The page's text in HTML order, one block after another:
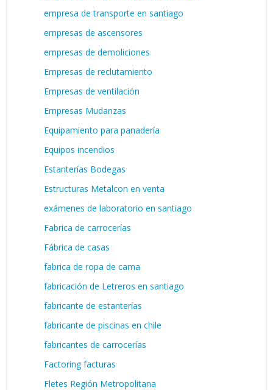
empresa de transporte en santiago
empresas de ascensores
empresas de demoliciones
Empresas de reclutamiento
Empresas de ventilación
Empresas Mudanzas
Equipamiento para panadería
Equipos incendios
Estanterías Bodegas
Estructuras Metalcon en venta
exámenes de laboratorio en santiago
Fabrica de carrocerías
Fábrica de casas
fabrica de ropa de cama
fabricación de Letreros en santiago
fabricante de estanterías
fabricante de piscinas en chile
fabricantes de carrocerías
Factoring facturas
Fletes Región Metropolitana